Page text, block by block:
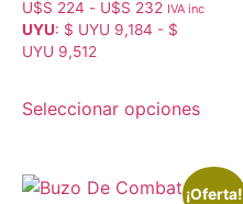
U$S 224 - U$S 232 IVA inc
UYU: $ UYU 9,184 - $
UYU 9,512
Seleccionar opciones
¡Oferta!